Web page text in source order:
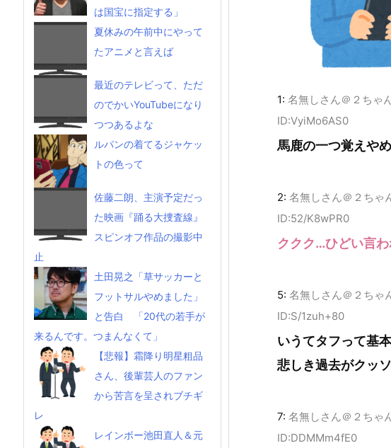
1: 名無しさん＠２ちゃ
ID:VyiMo6AS0
馬鹿の一つ覚えや
2: 名無しさん＠２ちゃ
ID:52/K8wPR0
ククク…ひどい言
5: 名無しさん＠２ちゃ
ID:S/1zuh+80
いうてタフって基
悲しき過去がクッ
7: 名無しさん＠２ちゃ
ID:DDMMm4fE0
は国宝に指定する」
夏休みの午前中にやって
たアニメと言えば
最近のテレビって、ただ
のでかいYouTubeになり
つつあるよな
ルパンの着てるジャケッ
トの色って
佐藤二朗、主演予定だっ
た映画『踊る大捜査線』
スピンオフ作品の撮影中
止
土田晃之「草サッカーと
フットサルやめました」
と告白 「20代の若手が
来るんです。つまんなくて」
【悲報】霜降り明星粗品
さん、後輩芸人のファン
から苦言を呈されブチギ
レ
レインボー池田直人＆元